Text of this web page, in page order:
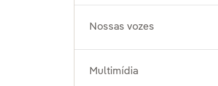
Nossas vozes
Multimídia